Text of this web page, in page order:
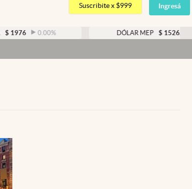
España
USA
Suscribite x $999 Ingresá
0.00 % DÓLAR MEP $ 1526,03 0.43